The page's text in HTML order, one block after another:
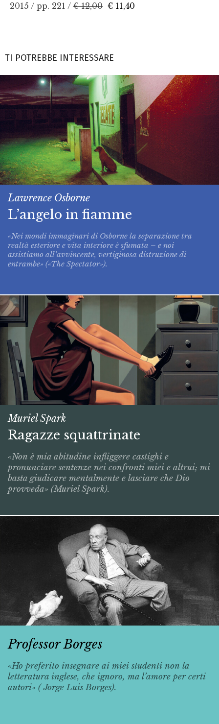
2015 / pp. 221 / € 12,00 € 11,40
TI POTREBBE INTERESSARE
Lawrence Osborne
L’angelo in fiamme
«Nei mondi immaginari di Osborne la separazione tra
realtà esteriore e vita interiore è sfumata – e noi
assistiamo all’avvincente, vertiginosa distruzione di
entrambe» («The Spectator»).
Muriel Spark
Ragazze squattrinate
«Non è mia abitudine infliggere castighi e
pronunciare sentenze nei confronti miei e altrui; mi
basta giudicare mentalmente e lasciare che Dio
provveda» (Muriel Spark).
Professor Borges
«Ho preferito insegnare ai miei studenti non la
letteratura inglese, che ignoro, ma l’amore per certi
autori» ( Jorge Luis Borges).